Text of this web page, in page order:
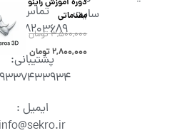
سایت
تماس :
پشتیبانی:
ایمیل :
info@sekro.ir
مقدماتی
۳,۵۰۰,۰۰۰تومان
۲,۸۰۰,۰۰۰تومان